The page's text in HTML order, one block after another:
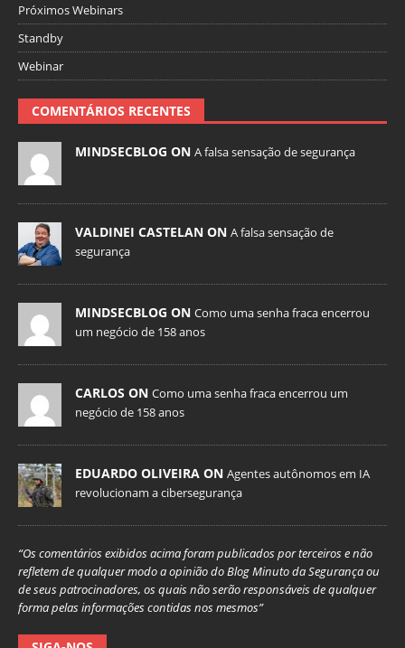
Próximos Webinars
Standby
Webinar
COMENTÁRIOS RECENTES
MINDSECBLOG ON A falsa sensação de segurança
VALDINEI CASTELAN ON A falsa sensação de
segurança
MINDSECBLOG ON Como uma senha fraca encerrou
um negócio de 158 anos
CARLOS ON Como uma senha fraca encerrou um
negócio de 158 anos
EDUARDO OLIVEIRA ON Agentes autônomos em IA
revolucionam a cibersegurança
“Os comentários exibidos acima foram publicados por terceiros e não
refletem de qualquer modo a opinião do Blog Minuto da Segurança ou
de seus patrocinadores, os quais não serão responsáveis de qualquer
forma pelas informações contidas nos mesmos”